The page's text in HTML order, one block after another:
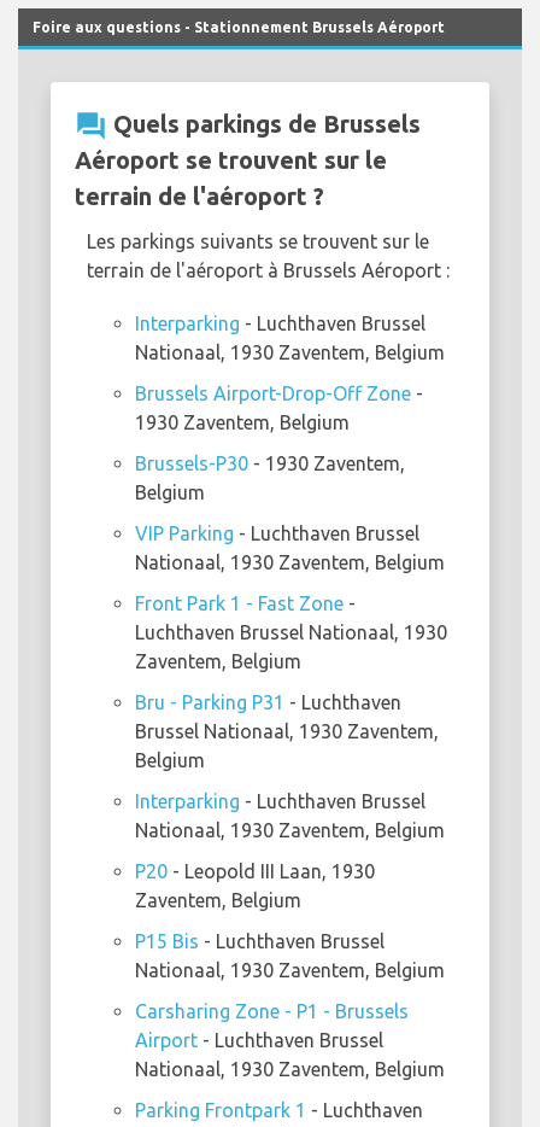
Foire aux questions - Stationnement Brussels Aéroport
question_answer Quels parkings de Brussels
Aéroport se trouvent sur le
terrain de l'aéroport ?
Les parkings suivants se trouvent sur le
terrain de l'aéroport à Brussels Aéroport :
Interparking - Luchthaven Brussel
Nationaal, 1930 Zaventem, Belgium
Brussels Airport-Drop-Off Zone -
1930 Zaventem, Belgium
Brussels-P30 - 1930 Zaventem,
Belgium
VIP Parking - Luchthaven Brussel
Nationaal, 1930 Zaventem, Belgium
Front Park 1 - Fast Zone -
Luchthaven Brussel Nationaal, 1930
Zaventem, Belgium
Bru - Parking P31 - Luchthaven
Brussel Nationaal, 1930 Zaventem,
Belgium
Interparking - Luchthaven Brussel
Nationaal, 1930 Zaventem, Belgium
P20 - Leopold III Laan, 1930
Zaventem, Belgium
P15 Bis - Luchthaven Brussel
Nationaal, 1930 Zaventem, Belgium
Carsharing Zone - P1 - Brussels
Airport - Luchthaven Brussel
Nationaal, 1930 Zaventem, Belgium
Parking Frontpark 1 - Luchthaven